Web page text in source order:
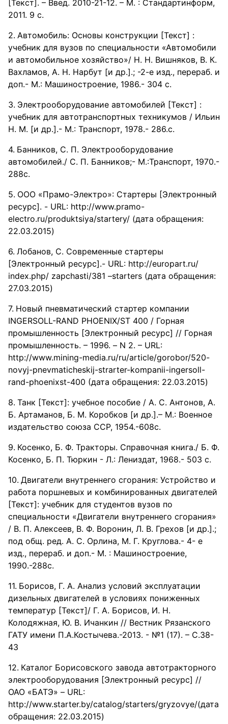
[Текст]. – Введ. 2010-21-12. – М. : Стандартинформ,
2011. 9 с.
Автомобиль: Основы конструкции [Текст] :
учебник для вузов по специальности «Автомобили
и автомобильное хозяйство»/ Н. Н. Вишняков, В. К.
Вахламов, А. Н. Нарбут [и др.].; -2-е изд., перераб. и
доп.- М.: Машиностроение, 1986.- 304 c.
Электрооборудование автомобилей [Текст] :
учебник для автотранспортных техникумов / Ильин
Н. М. [и др.].- М.: Транспорт, 1978.- 286.с.
Банников, С. П. Электрооборудование
автомобилей./ С. П. Банников;- М.:Транспорт, 1970.-
288с.
ООО «Прамо-Электро»: Стартеры [Электронный
ресурс]. - URL: http://www.pramo-
electro.ru/produktsiya/startery/ (дата обращения:
22.03.2015)
Лобанов, С. Современные стартеры
[Электронный ресурс].- URL: http://europart.ru/
index.php/ zapchasti/381 –starters (дата обращения:
27.03.2015)
Новый пневматический стартер компании
INGERSOLL-RAND PHOENIX/ST 400 / Горная
промышленность [Электронный ресурс] // Горная
промышленность. – 1996. – N 2. – URL:
http://www.mining-media.ru/ru/article/gorobor/520-
novyj-pnevmaticheskij-strarter-kompanii-ingersoll-
rand-phoenixst-400 (дата обращения: 22.03.2015)
Танк [Текст]: учебное пособие / А. С. Антонов, А.
Б. Артаманов, Б. М. Коробков [и др.].– М.: Военное
издательство союза ССР, 1954.-608с.
Косенко, Б. Ф. Тракторы. Справочная книга./ Б. Ф.
Косенко, Б. П. Тюркин - Л.: Лениздат, 1968.- 503 с.
Двигатели внутреннего сгорания: Устройство и
работа поршневых и комбинированных двигателей
[Текст]: учебник для студентов вузов по
специальности «Двигатели внутреннего сгорания»
/ В. П. Алексеев, В. Ф. Воронин, Л. В. Грехов [и др.].;
под общ. ред. А. С. Орлина, М. Г. Круглова.- 4- е
изд., перераб. и доп.- М. : Машиностроение,
1990.-288с.
Борисов, Г. А. Анализ условий эксплуатации
дизельных двигателей в условиях пониженных
температур [Текст]/ Г. А. Борисов, И. Н.
Колодяжная, Ю. В. Ичанкин // Вестник Рязанского
ГАТУ имени П.А.Костычева.-2013. - №1 (17). – С.38-
43
Каталог Борисовского завода автотракторного
электрооборудования [Электронный ресурс] //
ОАО «БАТЭ» – URL:
http://www.starter.by/catalog/starters/gryzovye/(дата
обращения: 22.03.2015)